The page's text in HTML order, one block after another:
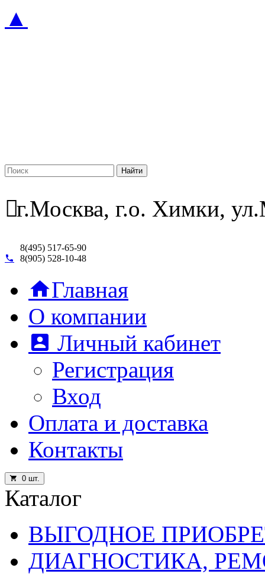
▲
г.Москва, г.о. Химки,
8(495) 517-65-90
8(905) 528-10-48
Главная
О компании
Личный кабинет
Регистрация
Вход
Оплата и доставка
Контакты
0 шт.
Каталог
ВЫГОДНОЕ
ДИАГНОСТИКА,